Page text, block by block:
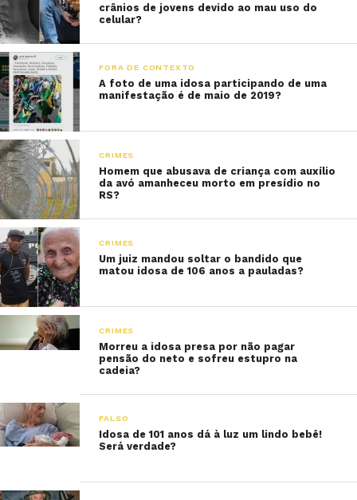
crânios de jovens devido ao mau uso do
celular?
FORA DE CONTEXTO
A foto de uma idosa participando de uma
manifestação é de maio de 2019?
CRIMES
Homem que abusava de criança com auxílio
da avó amanheceu morto em presídio no
RS?
CRIMES
Um juiz mandou soltar o bandido que
matou idosa de 106 anos a pauladas?
CRIMES
Morreu a idosa presa por não pagar
pensão do neto e sofreu estupro na
cadeia?
FALSO
Idosa de 101 anos dá à luz um lindo bebê!
Será verdade?